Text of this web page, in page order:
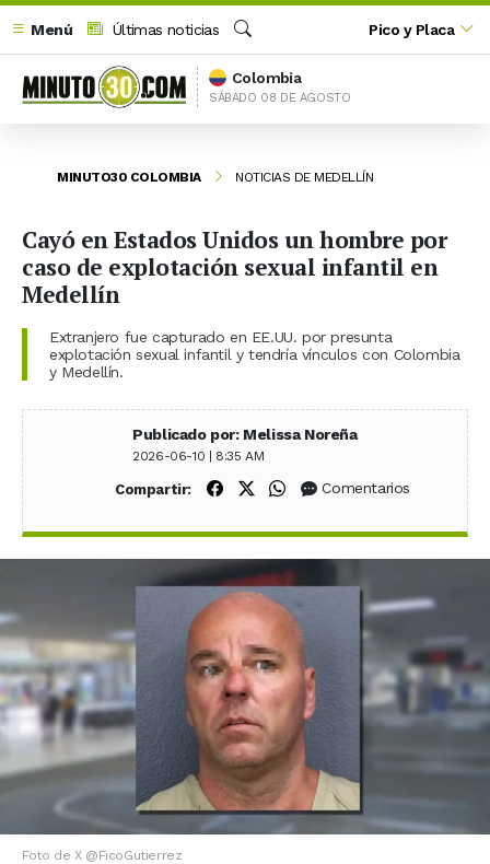
Menú
Últimas noticias
Buscar
Pico y Placa
Colombia
SÁBADO 08 DE AGOSTO
MINUTO30 COLOMBIA NOTICIAS DE MEDELLÍN
Cayó en Estados Unidos un hombre por
caso de explotación sexual infantil en
Medellín
Extranjero fue capturado en EE.UU. por presunta
explotación sexual infantil y tendría vínculos con Colombia
y Medellín.
Publicado por: Melissa Noreña
2026-06-10 | 8:35 AM
Compartir: Compartir en Facebook
Compartir en X (Twitter)
Compartir en WhatsApp
Comentarios
Foto de X @FicoGutierrez